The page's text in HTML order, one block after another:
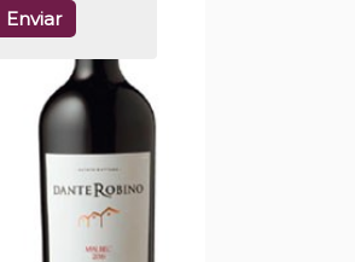
Enviar